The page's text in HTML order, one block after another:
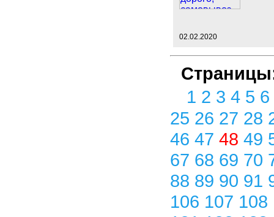
02.02.2020
1 2 3 4 5 6
25 26 27 28
46 47 48 49
67 68 69 70
88 89 90 91
106 107 108